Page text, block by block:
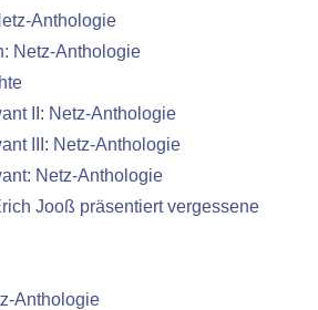
Anthologie
Netz-Anthologie
II: Netz-Anthologie
III: Netz-Anthologie
Netz-Anthologie
Jooß präsentiert vergessene
Anthologie